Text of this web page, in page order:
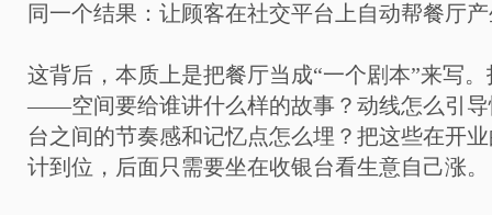
同一个结果：让顾客在社交平台上自动帮餐厅
这背后，本质上是把餐厅当成“一个剧本”来写
——空间要给谁讲什么样的故事？动线怎么引导
台之间的节奏感和记忆点怎么埋？把这些在开
计到位，后面只需要坐在收银台看生意自己涨。